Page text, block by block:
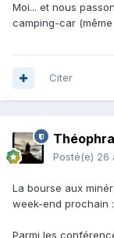
Moi... et nous
camping-car
Citer
Posté(e) 26
La bourse aux
week-end prochain
Parmi les